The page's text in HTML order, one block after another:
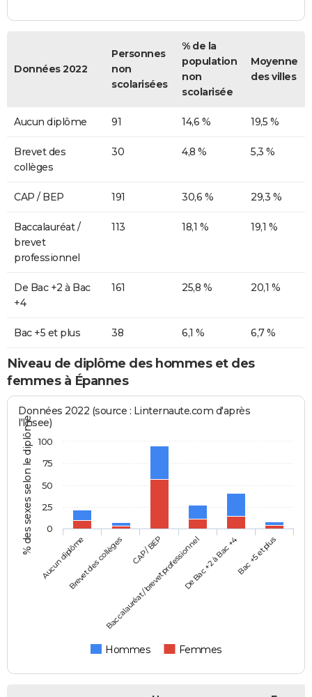
Données 2022
Personnes
non
scolarisées
% de la
population
non
scolarisée
Moyenne
des villes
Aucun diplôme 91 14,6 % 19,5 %
Brevet des
collèges
30 4,8 % 5,3 %
CAP / BEP 191 30,6 % 29,3 %
Baccalauréat /
brevet
professionnel
113 18,1 % 19,1 %
De Bac +2 à Bac
+4
161 25,8 % 20,1 %
Bac +5 et plus 38 6,1 % 6,7 %
Niveau de diplôme des hommes et des
femmes à Épannes
% des sexes selon le diplôme
Données 2022 (source : Linternaute.com d'après
l'Insee)
Hommes Femmes
Aucun diplômeBrevet des collèges CAP / BEP
Baccalauréat / brevet professionnelDe Bac +2 à Bac +4Bac +5 et plus
0
25
50
75
100